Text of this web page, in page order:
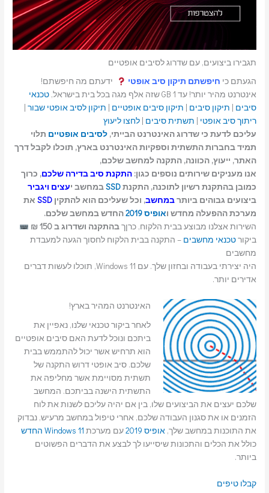
תגבירו ביצועים, עם שדרוג לסיבים אופטיים
הגעתם כי חיפשתם תיקון סיב אופטי
ידעתם מה חיפשתם!
אינטרנט מהיר יותר! עד 1 GB שזה אלף מגה בכל בית בישראל,
טכנאי
סיבים | תיקון סיבים | תיקון סיבים אופטיים | תיקון לסיב אופטי שבור |
ריתוך סיב אופטי | תשתית סיבים |לחצו ליעוץ
עליכם לדעת כי שדרוג האינטרנט הבייתי,לסיבים אופטיים תלוי
תמיד בחברות התשתית וספקיות האינטרנט בארץ, תוכלו לקבל דרך
האתר, ייעוץ, הכוונה, התקנה למחשב שלכם,
אנו מעניקים שירותים נוספים כגון:התקנת סיב בדירה שלכם, כרוך
כמובן בהתקנת רשיון לתוכנה, התקנתSSDבמחשב יעצים ויגביר
ביצועים גבוהים ביותרבמחשב, וכל שעליכם הוא להתקיןSSD את
מערכת ההפעלה מחדש ואופיס 2019
החדש במחשב שלכם.
השירות אצלנו מבוצע בבית הלקוח, כרןךבהתקנה ושדרוג ב 150 ₪
ביקורטכנאי מחשבים – התקנה בבית הלקוח לחסוך הגעה למעבדת
מחשבים
היה יצירתי בעבודה ובחזון שלך. עם Windows 11, תוכלו לעשות דברים
אדירים יותר.
האינטרנט המהיר בארץ!
לאחר ביקור טכנאי שלנו, נאפיין את
ביתכם ונוכל לדעת האם סיבים אופטיים
הוא תרחיש אשר יכול להתממש בבית
שלכם. סיב אופטי דרוש התקנה של
תשתית מסויימת אשר מחליפה את
התשתית הישנה בביתכם. המחשב
שלכם יעצים את הביצועים שלו, בין אם יהיה עליכם לשנות את לוח
הזמנים או את סגנון העבודה שלכם, אחרי טיפול במחשב מרעיש, נבדוק
את התוכנות במחשב שלך,אופיס 2019 עם מערכת Windows 11 החדש
כולל את הכלים והתכונות שיסייעו לך לבצע את הדברים הפשוטים
ביותר.
קבלו טיפים